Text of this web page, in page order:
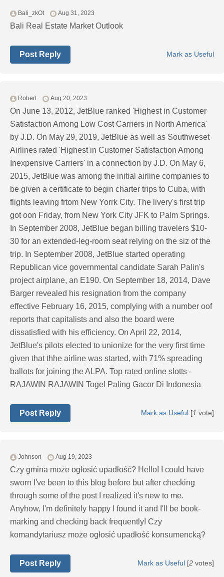
Bali_zkOt Aug 31, 2023
Bali Real Estate Market Outlook
Mark as Useful
Post Reply
Robert Aug 20, 2023
On June 13, 2012, JetBlue ranked 'Highest in Customer
Satisfaction Among Low Cost Carriers in North America'
by J.D. On May 29, 2019, JetBlue as well as Southweset
Airlines rated 'Highest in Customer Satisfaction Among
Inexpensive Carriers' in a connection by J.D. On May 6,
2015, JetBlue was among the initial airline companies to
be given a certificate to begin charter trips to Cuba, with
flights leaving frtom New Yorrk City. The livery's first trip
got oon Friday, from New York City JFK to Palm Springs.
In September 2008, JetBlue began billing travelers $10-
30 for an extended-leg-room seat relying on the siz of the
trip. In September 2008, JetBlue started operating
Republican vice governmental candidate Sarah Palin's
project airplane, an E190. On September 18, 2014, Dave
Barger revealed his resignation from the company
effective February 16, 2015, complying with a number oof
reports that capitalists and also the board were
dissatisfied with his efficiency. On April 22, 2014,
JetBlue's pilots elected to unionize for the very first time
given that thhe airline was started, with 71% spreading
ballots for joining the ALPA. Top rated online slotts -
RAJAWIN RAJAWIN Togel Paling Gacor Di Indonesia
Mark as Useful [1 vote]
Post Reply
Johnson Aug 19, 2023
Czy gmina może ogłosić upadłość? Hello! I could have
sworn I've been to this blog before but after checking
through some of the post I realized it's new to me.
Anyhow, I'm definitely happy I found it and I'll be book-
marking and checking back frequently! Czy
komandytariusz może ogłosić upadłość konsumencką?
Mark as Useful [2 votes]
Post Reply